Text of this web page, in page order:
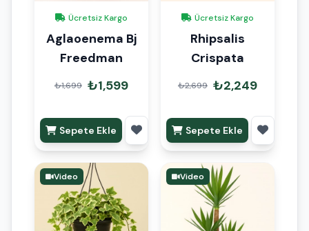
Ücretsiz Kargo
Aglaoenema Bj
Freedman
₺1,699 ₺1,599
Sepete Ekle
Ücretsiz Kargo
Rhipsalis
Crispata
₺2,699 ₺2,249
Sepete Ekle
Video Video